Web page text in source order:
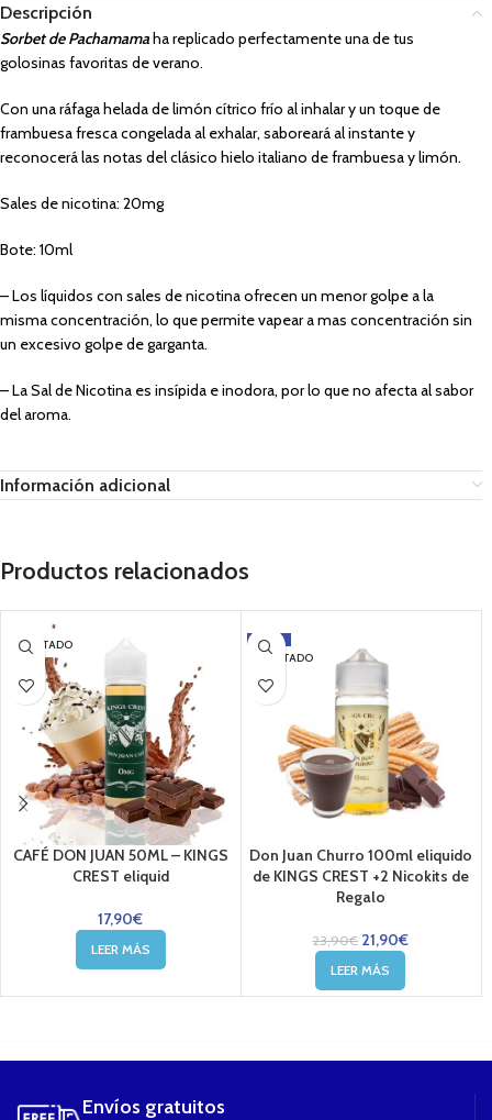
Descripción
Sorbet de Pachamamaha replicado perfectamente una de tus
golosinas favoritas de verano.
Con una ráfaga helada de limón cítrico frío al inhalar y un toque de
frambuesa fresca congelada al exhalar, saboreará al instante y
reconocerá las notas del clásico hielo italiano de frambuesa y limón.
Sales de nicotina: 20mg
Bote: 10ml
– Los líquidos con sales de nicotina ofrecen un menor golpe a la
misma concentración, lo que permite vapear a mas concentración sin
un excesivo golpe de garganta.
– La Sal de Nicotina es insípida e inodora, por lo que no afecta al sabor
del aroma.
Información adicional
Productos relacionados
AGOTADO
CAFÉ DON JUAN 50ML – KINGS
CREST eliquid
17,90€
LEER MÁS
-8%
AGOTADO
Don Juan Churro 100ml eliquido
de KINGS CREST +2 Nicokits de
Regalo
23,90€ 21,90€
LEER MÁS
Envíos gratuitos